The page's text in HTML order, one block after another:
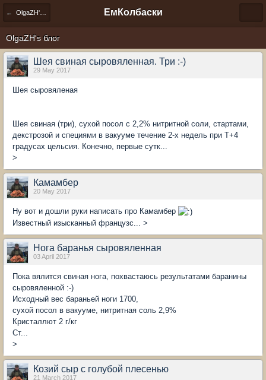
← OlgaZH's блог ЕмКолбаски
OlgaZH's блог
Шея свиная сыровяленная. Три :-)
29 May 2017
Шея сыровяленая
Шея свиная (три), сухой посол с 2,2% нитритной соли, стартами,
декстрозой и специями в вакууме течение 2-х недель при Т+4
градусах цельсия. Конечно, первые сутк...
>
Камамбер
20 May 2017
Ну вот и дошли руки написать про Камамбер
Известный изысканный французс... >
Нога баранья сыровяленная
03 April 2017
Пока вялится свиная нога, похвастаюсь результатами баранины
сыровяленной :-)
Исходный вес бараньей ноги 1700,
сухой посол в вакууме, нитритная соль 2,9%
Кристаллют 2 г/кг
Ст...
>
Козий сыр с голубой плесенью
21 March 2017